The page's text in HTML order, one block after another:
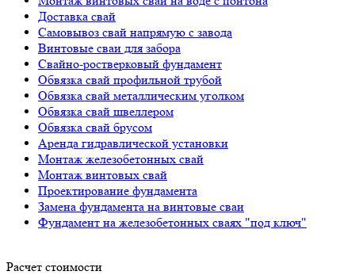
Доставка свай
Самовывоз свай напрямую с завода
Винтовые сваи для забора
Свайно-ростверковый фундамент
Обвязка свай профильной трубой
Обвязка свай металлическим уголком
Обвязка свай швеллером
Обвязка свай брусом
Аренда гидравлической установки
Монтаж железобетонных свай
Монтаж винтовых свай
Проектирование фундамента
Замена фундамента на винтовые сваи
Фундамент на железобетонных сваях "под ключ"
Расчет стоимости